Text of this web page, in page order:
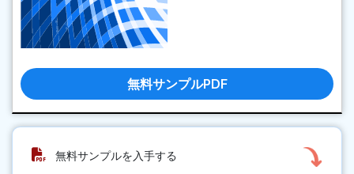
無料サンプルPDF
無料サンプルを入手する